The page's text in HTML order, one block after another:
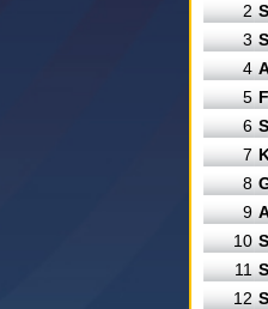
2
3
4
5
6
7
8
9
10
11
12